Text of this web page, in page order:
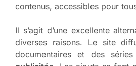
contenus, accessibles pour
Il s’agit d’une excellente
diverses raisons. Le site
documentaires et des